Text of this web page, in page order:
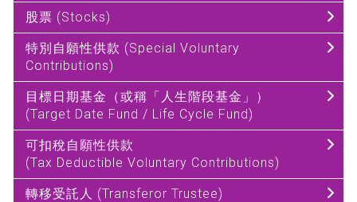
股票 (Stocks)
特別自願性供款 (Special Voluntary
Contributions)
目標日期基金（或稱「人生階段基金」）
(Target Date Fund / Life Cycle Fund)
可扣稅自願性供款
(Tax Deductible Voluntary Contributions)
轉移受託人 (Transferor Trustee)